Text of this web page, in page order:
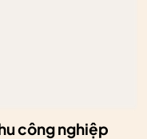
công nghiệp